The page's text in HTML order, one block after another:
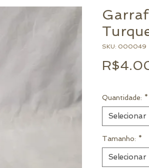
SKU: 000049
Quantidade: *
Selecionar
Tamanho: *
Selecionar